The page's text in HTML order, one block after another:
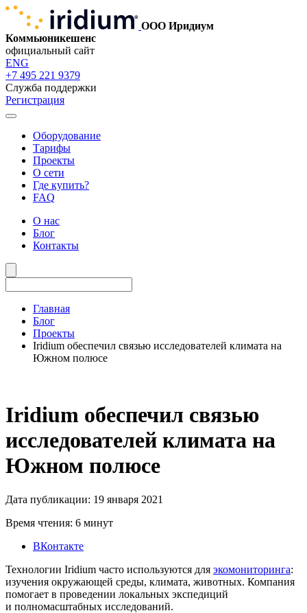
ООО Иридиум
Коммьюникешенс
официальный сайт
ENG
+7 495 221 9379
Служба поддержки
Регистрация
Оборудование
Тарифы
Проекты
О сети
Где купить?
FAQ
О нас
Блог
Контакты
Главная
Блог
Проекты
Iridium обеспечил связью исследователей климата на
Южном полюсе
Iridium обеспечил связью
исследователей климата на
Южном полюсе
Дата публикации: 19 января 2021
Время чтения: 6 минут
ВКонтакте
Технологии Iridium часто используются для экомониторинга:
изучения окружающей среды, климата, животных. Компания
помогает в проведении локальных экспедиций
и полномасштабных исследований.